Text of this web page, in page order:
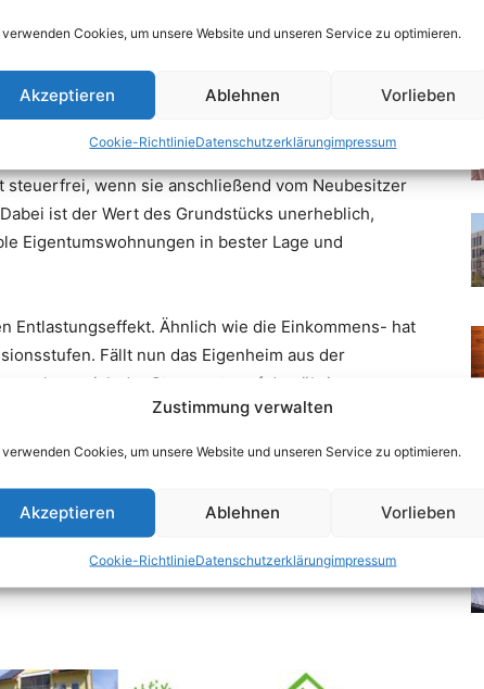
verwenden Cookies, um unsere Website und unseren Service zu optimieren.
Akzeptieren Ablehnen Vorlieben
Cookie-RichtlinieDatenschutzerklärungimpressum